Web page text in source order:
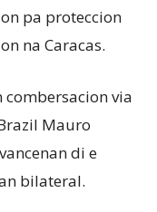
pa proteccion
na Caracas.
combersacion via
Mauro
di e
bilateral.